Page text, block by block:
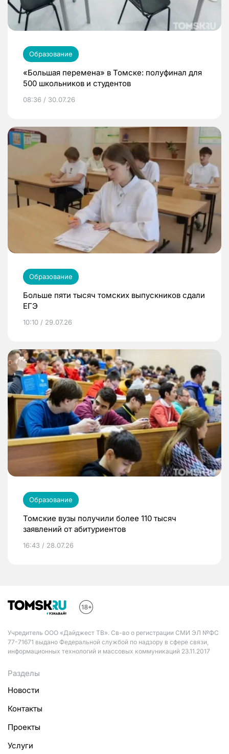
Образование
«Большая перемена» в Томске: полуфинал для
500 школьников и студентов
08:36 / 30.07.26
Образование
Больше пяти тысяч томских выпускников сдали
ЕГЭ
10:10 / 29.07.26
Образование
Томские вузы получили более 110 тысяч
заявлений от абитуриентов
16:43 / 28.07.26
Учредитель ООО «Дайджест ТВ». Св-во о регистрации СМИ ЭЛ №ФС
77-71671 выдано Федеральной службой по надзору в сфере связи,
информационных технологий и массовых коммуникаций 23.11.2017
Разделы
Новости
Контакты
Проекты
Услуги